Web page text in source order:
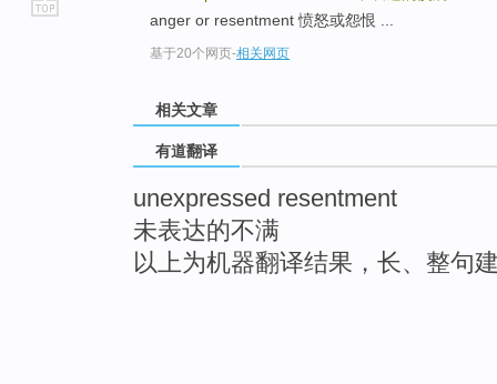
anger or resentment 愤怒或怨恨 ...
基于20个网页-相关网页
相关文章
有道翻译
unexpressed resentment
未表达的不满
以上为机器翻译结果，长、整句